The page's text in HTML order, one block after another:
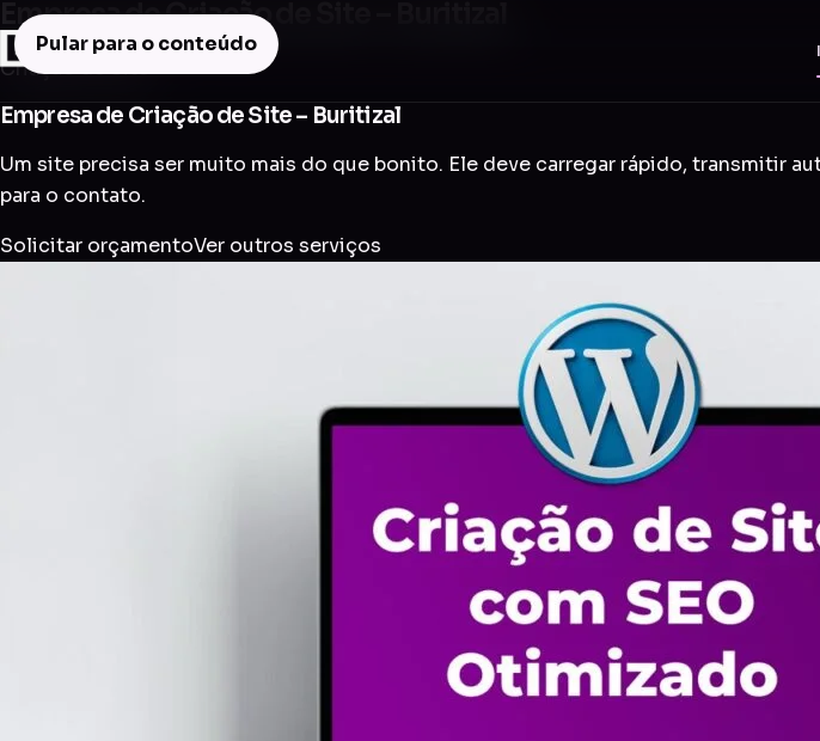
Pular para o conteúdo
Empresa de Criação de Site – Buritizal
Criação de Site
Empresa de Criação de Site – Buritizal
Um site precisa ser muito mais do que bonito. Ele deve carregar rápido, transmitir
para o contato.
Solicitar orçamentoVer outros serviços